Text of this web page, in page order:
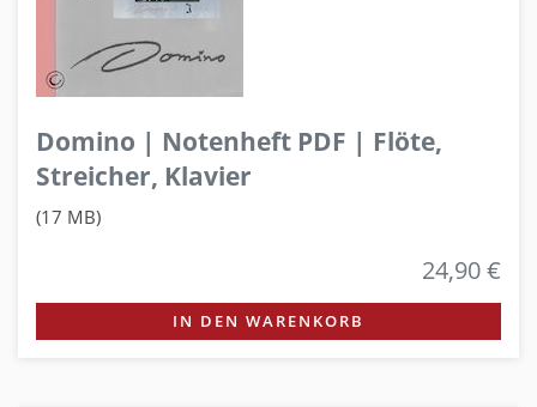
Domino | Notenheft PDF | Flöte,
Streicher, Klavier
(17 MB)
24,90 €
IN DEN WARENKORB